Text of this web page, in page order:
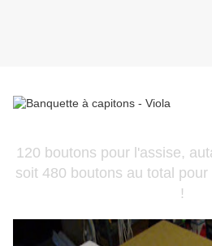
120 boutons pour l'assise,
soit 480 boutons au total
!